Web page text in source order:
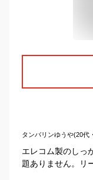
タンバリンゆうや(20代
エレコム製のしっ
題ありません。リ